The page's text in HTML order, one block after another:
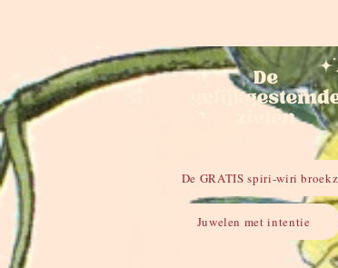
De GRATIS spiri-wiri
Juwelen met intentie